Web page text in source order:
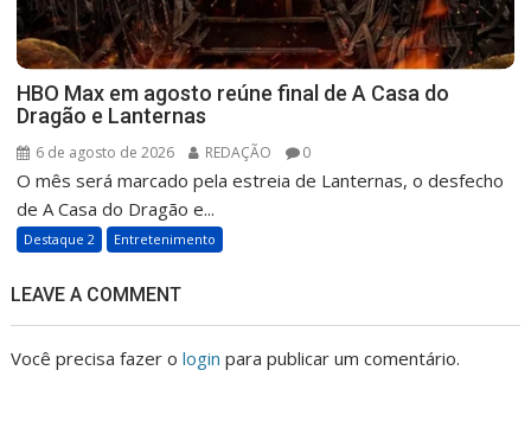
HBO Max em agosto reúne final de A Casa do
Dragão e Lanternas
6 de agosto de 2026 REDAÇÃO 0
O mês será marcado pela estreia de Lanternas, o desfecho
de A Casa do Dragão e...
Destaque 2 Entretenimento
LEAVE A COMMENT
Você precisa fazer ologin para publicar um comentário.